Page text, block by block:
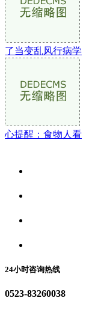
了当变乱风行病学
心提醒：食物人看
24小时咨询热线
0523-83260038